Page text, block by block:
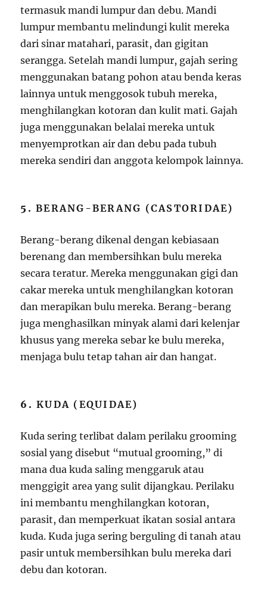
termasuk mandi lumpur dan debu. Mandi
lumpur membantu melindungi kulit mereka
dari sinar matahari, parasit, dan gigitan
serangga. Setelah mandi lumpur, gajah sering
menggunakan batang pohon atau benda keras
lainnya untuk menggosok tubuh mereka,
menghilangkan kotoran dan kulit mati. Gajah
juga menggunakan belalai mereka untuk
menyemprotkan air dan debu pada tubuh
mereka sendiri dan anggota kelompok lainnya.
5.BERANG-BERANG (CASTORIDAE)
Berang-berang dikenal dengan kebiasaan
berenang dan membersihkan bulu mereka
secara teratur. Mereka menggunakan gigi dan
cakar mereka untuk menghilangkan kotoran
dan merapikan bulu mereka. Berang-berang
juga menghasilkan minyak alami dari kelenjar
khusus yang mereka sebar ke bulu mereka,
menjaga bulu tetap tahan air dan hangat.
6.KUDA (EQUIDAE)
Kuda sering terlibat dalam perilaku grooming
sosial yang disebut “mutual grooming,” di
mana dua kuda saling menggaruk atau
menggigit area yang sulit dijangkau. Perilaku
ini membantu menghilangkan kotoran,
parasit, dan memperkuat ikatan sosial antara
kuda. Kuda juga sering berguling di tanah atau
pasir untuk membersihkan bulu mereka dari
debu dan kotoran.